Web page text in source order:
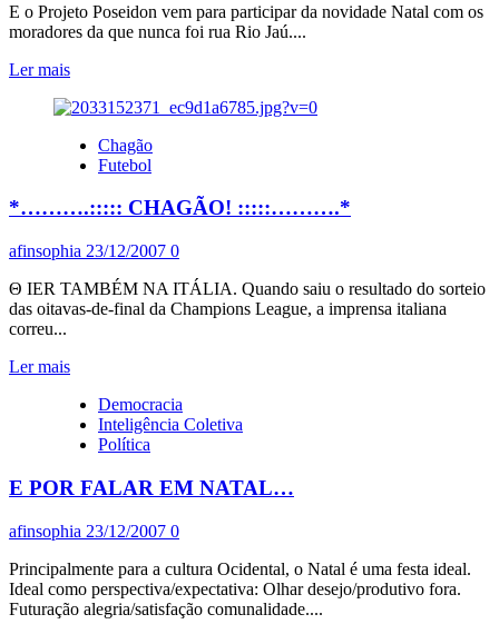
E o Projeto Poseidon vem para participar da novidade Natal com os
moradores da que nunca foi rua Rio Jaú....
Ler maisLeia
sobre
POSEIDON
COMUNALIDADE
Chagão
Futebol
*……….::::: CHAGÃO! :::::……….*
afinsophia 23/12/2007 0
Θ IER TAMBÉM NA ITÁLIA. Quando saiu o resultado do sorteio
das oitavas-de-final da Champions League, a imprensa italiana
correu...
Ler maisLeia
sobre
*……….:::::
CHAGÃO!
……….*
Democracia
Inteligência Coletiva
Política
E POR FALAR EM NATAL…
afinsophia 23/12/2007 0
Principalmente para a cultura Ocidental, o Natal é uma festa ideal.
Ideal como perspectiva/expectativa: Olhar desejo/produtivo fora.
Futuração alegria/satisfação comunalidade....